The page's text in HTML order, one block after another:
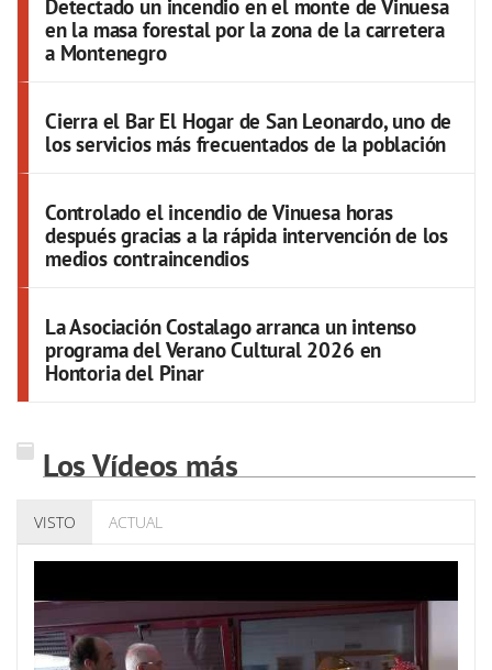
Detectado un incendio en el monte de Vinuesa
en la masa forestal por la zona de la carretera
a Montenegro
Cierra el Bar El Hogar de San Leonardo, uno de
los servicios más frecuentados de la población
Controlado el incendio de Vinuesa horas
después gracias a la rápida intervención de los
medios contraincendios
La Asociación Costalago arranca un intenso
programa del Verano Cultural 2026 en
Hontoria del Pinar
Los Vídeos más
VISTO ACTUAL